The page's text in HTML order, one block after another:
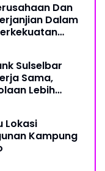
Dan
Dalam
Sulselbar
Sama,
Lebih
Lokasi
Kampung